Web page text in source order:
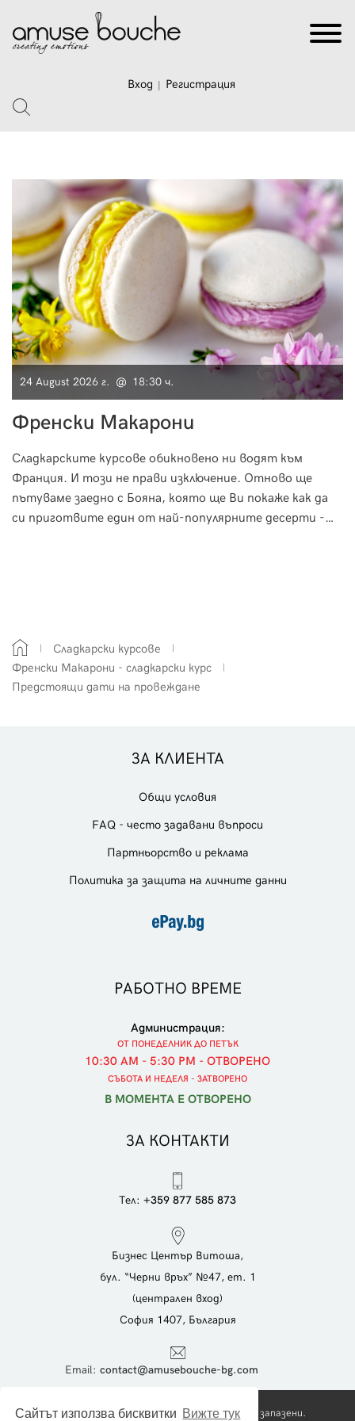
Сайтът използва бисквитки Вижте тук
Вход Регистрация
24 August 2026 г. @ 18:30 ч.
Френски Макарони
Сладкарските курсове обикновено ни водят към
Франция. И този не прави изключение. Отново ще
пътуваме заедно с Бояна, която ще Ви покаже как да
си приготвите един от най-популярните десерти -
Сладкарски курсове
Френски Макарони - сладкарски курс
Предстоящи дати на провеждане
ЗА КЛИЕНТА
Общи условия
FAQ - често задавани въпроси
Партньорство и реклама
Политика за защита на личните данни
РАБОТНО ВРЕМЕ
Администрация:
ОТ ПОНЕДЕЛНИК ДО ПЕТЪК
10:30 AM - 5:30 PM - ОТВОРЕНО
СЪБОТА И НЕДЕЛЯ - ЗАТВОРЕНО
В МОМЕНТА Е ОТВОРЕНО
ЗА КОНТАКТИ
Тел: +359 877 585 873
Бизнес Център Витоша,
бул. “Черни връх” №47, ет. 1
(централен вход)
София 1407, България
Еmail: contact@amusebouche-bg.com
Copyright © 2026 Foodies Ltd. Всички права запазени.